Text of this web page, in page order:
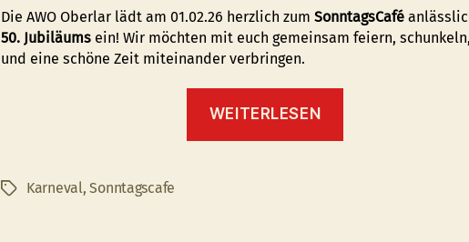
Die AWO Oberlar lädt am 01.02.26 herzlich zum SonntagsCafé
50. Jubiläums ein! Wir möchten mit euch gemeinsam feiern,
und eine schöne Zeit miteinander verbringen.
WEITERLESEN
50
Schlagwörter
Karneval,Sonntagscafe